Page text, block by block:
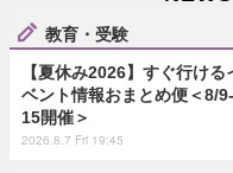
教育・受験
【夏休み2026】すぐ行ける
ベント情報おまとめ便＜8/9-
15開催＞
2026.8.7 Fri 19:45